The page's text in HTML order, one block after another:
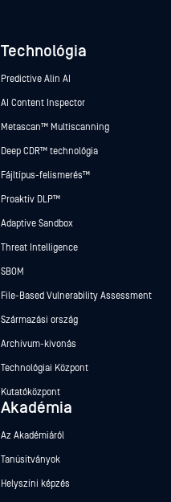
Technológia
Predictive Alin AI
AI Content Inspector
Metascan™ Multiscanning
Deep CDR™ technológia
Fájltípus-felismerés™
Proaktív DLP™
Adaptive Sandbox
Threat Intelligence
SBOM
File-Based Vulnerability Assessment
Származási ország
Archívum-kivonás
Technológiai Központ
Kutatóközpont
Akadémia
Az Akadémiáról
Tanúsítványok
Helyszíni képzés